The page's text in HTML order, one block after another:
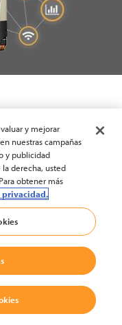
y mejorar
nuestras campañas
y publicidad
derecha, usted
obtener más